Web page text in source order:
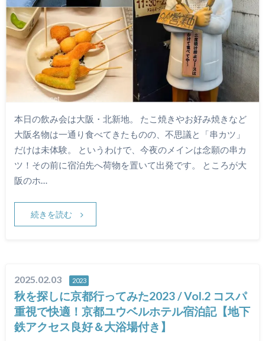
本日の飲み会は大阪・北新地。 たこ焼きやお好み焼きなど
大阪名物は一通り食べてきたものの、不思議と「串カツ」
だけは未体験。 というわけで、今夜のメインは念願の串カ
ツ！その前に宿泊先へ荷物を置いて出発です。 ところが大
阪のホ…
続きを読む
2025.02.03 2023
秋を探しに京都行ってみた2023 / Vol.2 コスパ
重視で快適！京都ユウベルホテル宿泊記【地下
鉄アクセス良好＆大浴場付き】